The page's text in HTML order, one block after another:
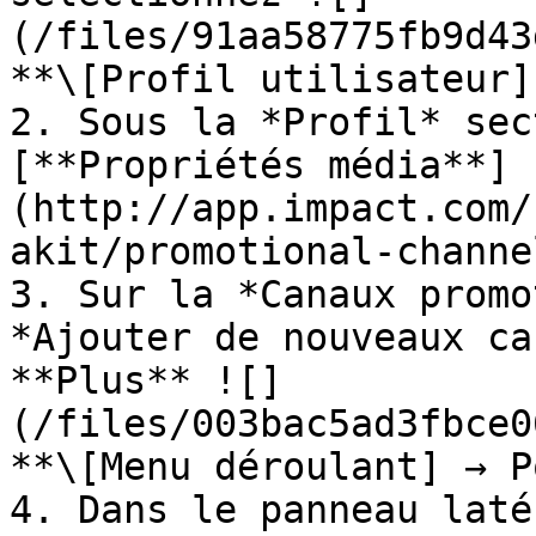
(/files/
**\[Profil utilisateur]
2. Sous la *Profil*
[**Propriétés média**]
(http://
akit/promotional-
3. Sur la *Canaux
*Ajouter de nouveaux
**Plus** ![]
(/files/
**\[Menu déroulant] →
4. Dans le panneau